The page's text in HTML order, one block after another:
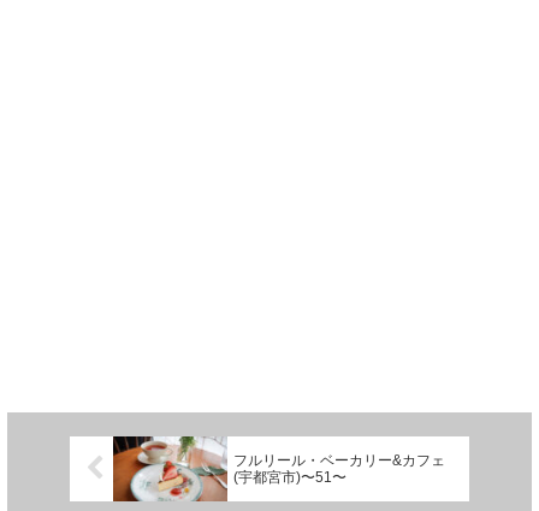
フルリール・ベーカリー&カフェ
(宇都宮市)〜51〜